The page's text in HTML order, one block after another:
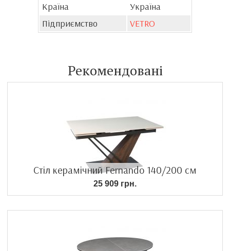
Країна
Україна
Підприємство
VETRO
Рекомендовані
Стіл керамічний Fernando 140/200 см
25 909 грн.